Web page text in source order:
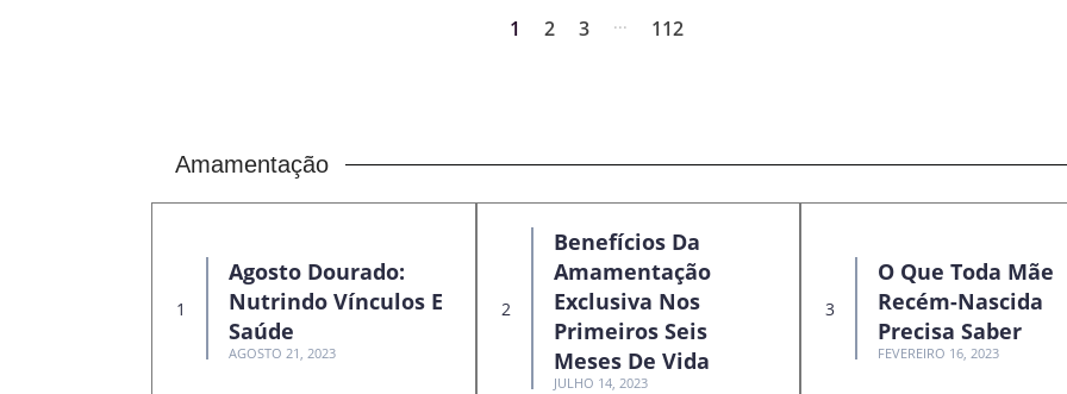
1 2 3 ... 112
Amamentação
Agosto Dourado:
Nutrindo Vínculos E
Saúde
AGOSTO 21, 2023
Benefícios Da
Amamentação
Exclusiva Nos
Primeiros Seis
Meses De Vida
JULHO 14, 2023
O Que Toda Mãe
Recém-Nascida
Precisa Saber
FEVEREIRO 16, 2023